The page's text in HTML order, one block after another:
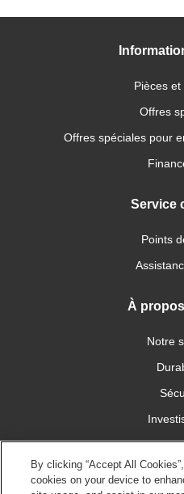
Pièces
Offres
Offres spéciales pour
Service
Points
À
Notre
By clicking “Accept All
cookies on your device to